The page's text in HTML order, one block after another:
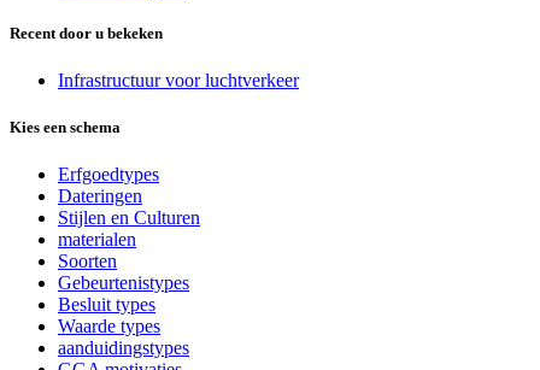
Recent door u bekeken
Infrastructuur voor luchtverkeer
Kies een schema
Erfgoedtypes
Dateringen
Stijlen en Culturen
materialen
Soorten
Gebeurtenistypes
Besluit types
Waarde types
aanduidingstypes